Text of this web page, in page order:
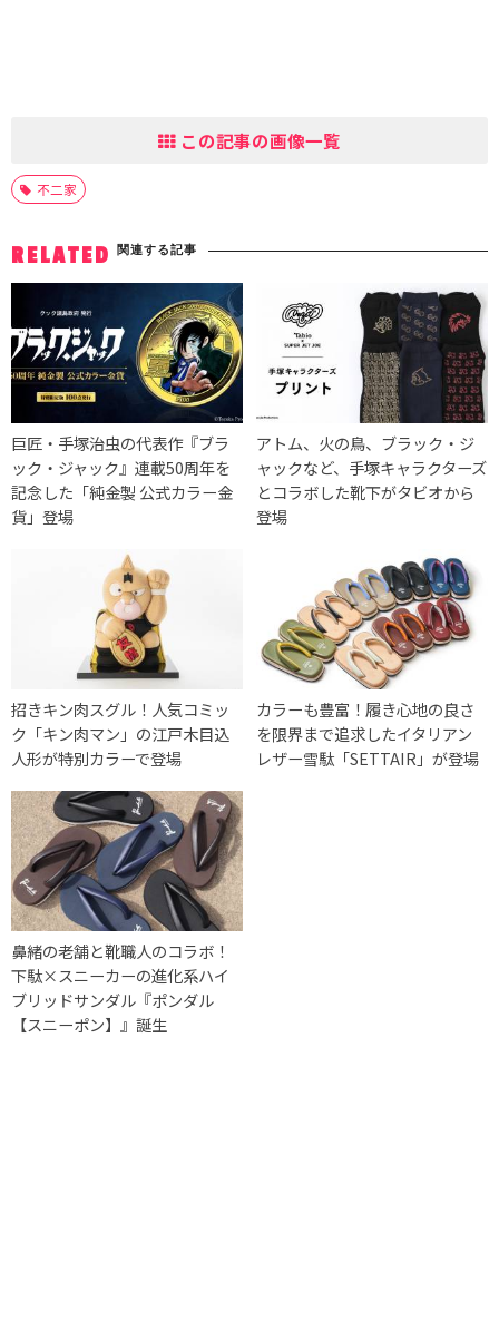
この記事の画像一覧
不二家
RELATED 関連する記事
巨匠・手塚治虫の代表作『ブラ
ック・ジャック』連載50周年を
記念した「純金製 公式カラー金
貨」登場
アトム、火の鳥、ブラック・ジ
ャックなど、手塚キャラクターズ
とコラボした靴下がタビオから
登場
招きキン肉スグル！人気コミッ
ク「キン肉マン」の江戸木目込
人形が特別カラーで登場
カラーも豊富！履き心地の良さ
を限界まで追求したイタリアン
レザー雪駄「SETTAIR」が登場
鼻緒の老舗と靴職人のコラボ！
下駄×スニーカーの進化系ハイ
ブリッドサンダル『ポンダル
【スニーポン】』誕生